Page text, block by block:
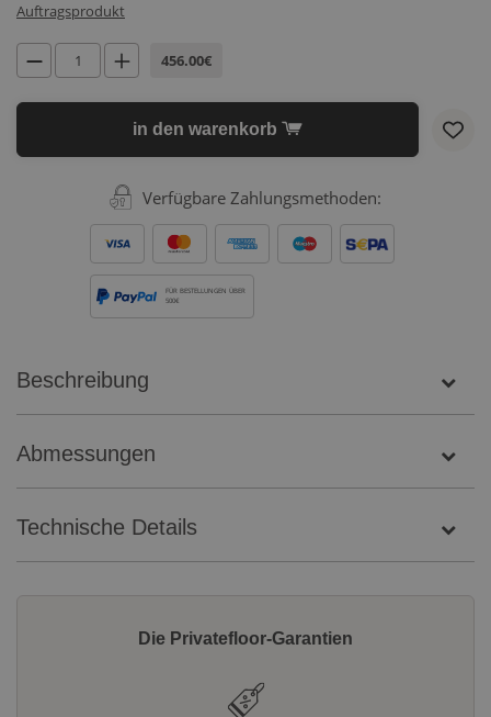
Auftragsprodukt
456.00€
in den warenkorb
Verfügbare Zahlungsmethoden:
FÜR BESTELLUNGEN ÜBER
500€
Beschreibung
Abmessungen
Technische Details
Die Privatefloor-Garantien